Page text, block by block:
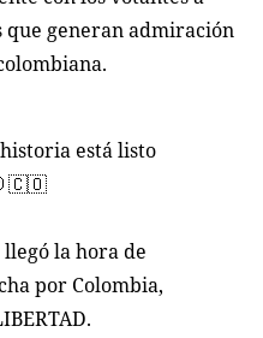
que generan admiración
está listo
🇨🇴
la hora de
por Colombia,